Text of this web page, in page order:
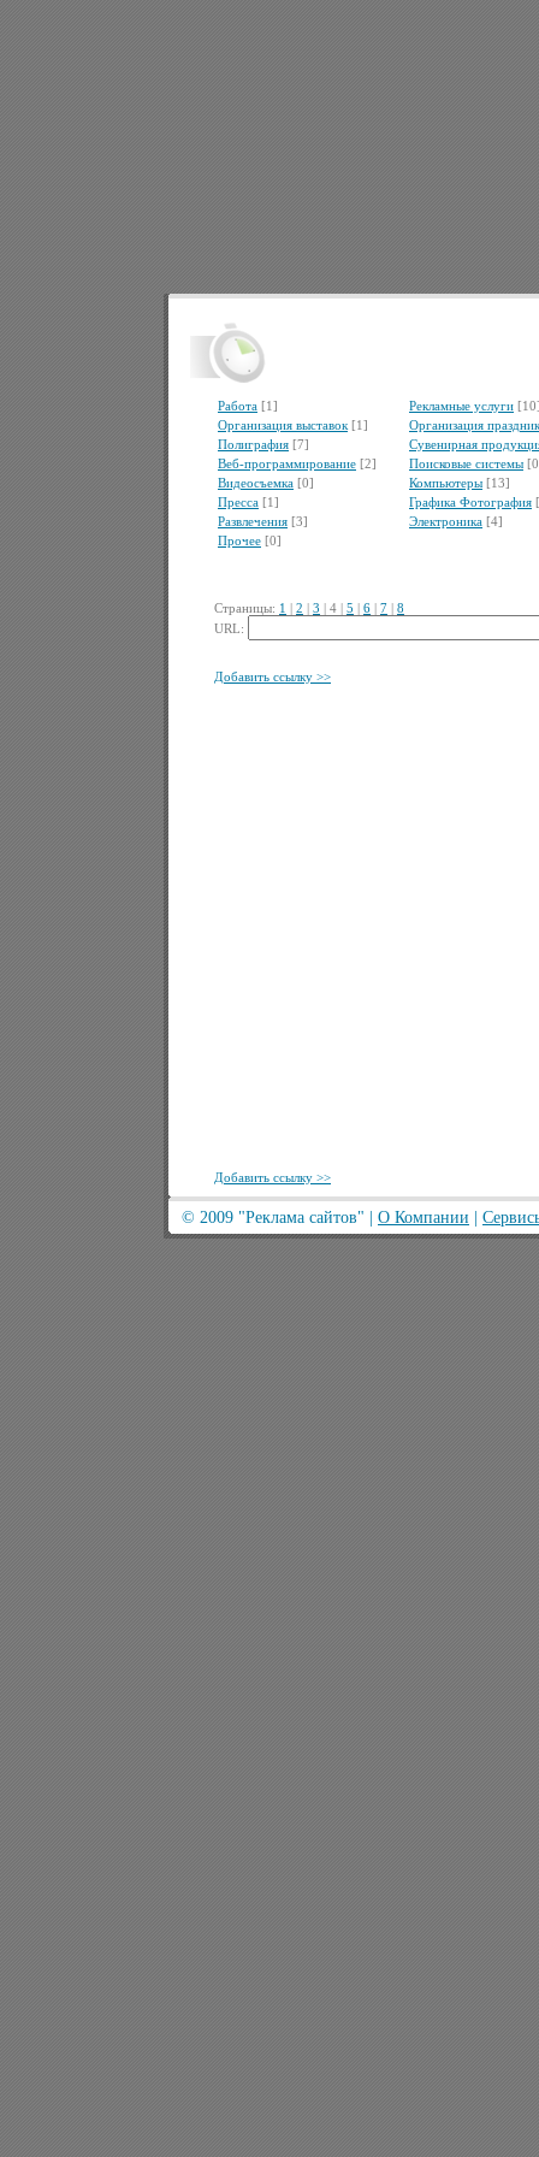
Работа [1] Рекламные услуги
Организация выставок [1]
Организация
Полиграфия [7]
Сувенирная
Веб-программирование [2] Поисковые системы
Видеосъемка [0] Компьютеры [13]
Пресса [1] Графика Фотография
Развлечения [3] Электроника [4]
Прочее [0]
Страницы: 1 2 3 4 5 6 7
8
URL:
Добавить ссылку >>
Добавить ссылку >>
© 2009 "Реклама сайтов" О Компании